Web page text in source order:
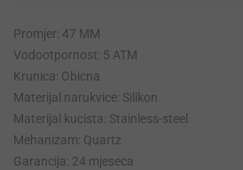
Promjer: 47 MM
Vodootpornost: 5 ATM
Krunica: Obicna
Materijal narukvice: Silikon
Materijal kucista: Stainless-steel
Mehanizam: Quartz
Garancija: 24 mjeseca